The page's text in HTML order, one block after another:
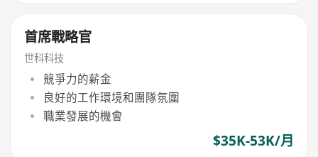
首席戰略官
世科科技
競爭力的薪金
良好的工作環境和團隊氛圍
職業發展的機會
$35K-53K/月